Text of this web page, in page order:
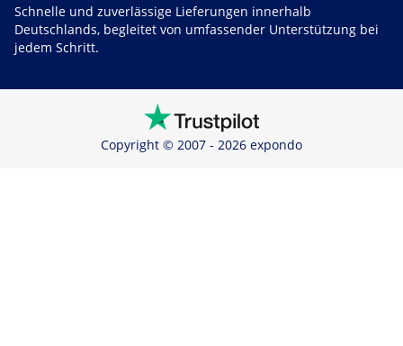
Schnelle und zuverlässige Lieferungen innerhalb
Deutschlands, begleitet von umfassender Unterstützung bei
jedem Schritt.
Copyright © 2007 - 2026 expondo